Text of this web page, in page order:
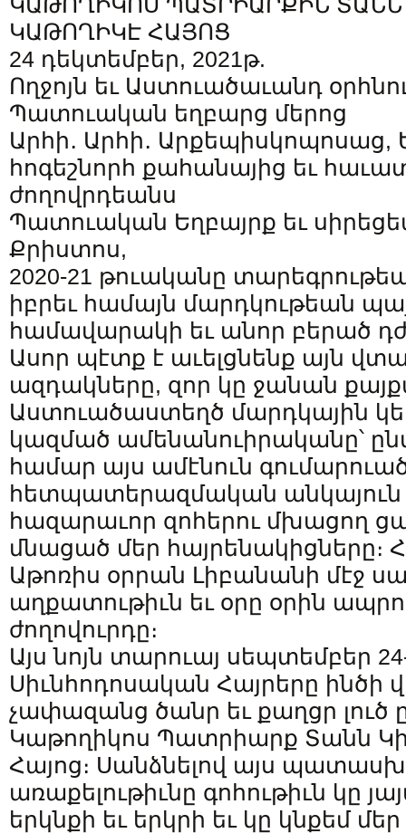
ԿԱԹՈՂԻԿԷ ՀԱՅՈՑ
24 դեկտեմբեր, 2021թ.
Ողջոյն եւ Աստուածաւանդ
Պատուական եղբարց մերոց
Արհի․ Արհի․
հոգեշնորհ քահանայից եւ
ժողովրդեանս
Պատուական Եղբայրք եւ
Քրիստոս,
2020-21 թուականը
իբրեւ համայն մարդկութեան
համավարակի եւ անոր բերած
Ասոր պէտք է աւելցնենք այն
ազդակները, զոր կը ջանան
Աստուածաստեղծ մարդկային
կազմած ամենանուիրականը՝
համար այս ամէնուն
հետպատերազմական անկայուն
հազարաւոր զոհերու մխացող
մնացած մեր
Աթոռիս օրրան Լիբանանի մէջ
աղքատութիւն եւ օրը օրին
ժողովուրդը։
Այս նոյն տարուայ սեպտեմբեր
Սիւնհոդոսական Հայրերը ինծի
չափազանց ծանր եւ քաղցր լուծ
Կաթողիկոս Պատրիարք Տանն
Հայոց։ Սանձնելով այս
առաքելութիւնը գոհութիւն կը
երկնքի եւ երկրի եւ կը կնքեմ